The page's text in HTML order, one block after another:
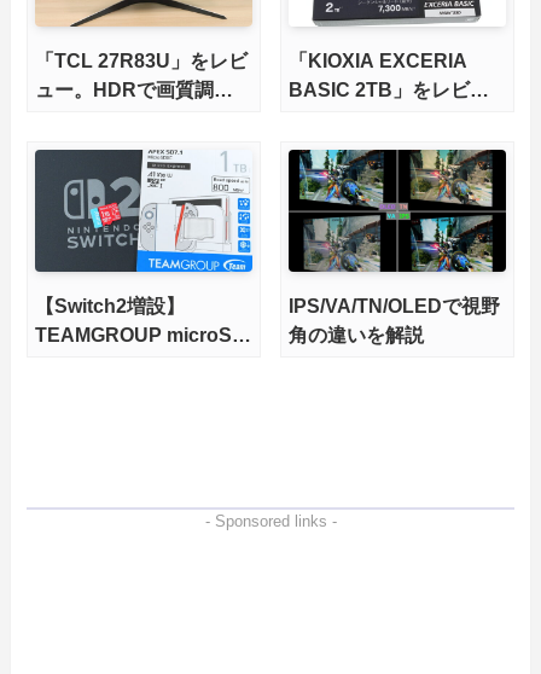
「TCL 27R83U」をレビ
ュー。HDRで画質調整
輝度も発揮！
「KIOXIA EXCERIA
BASIC 2TB」をレビュ
力、高性能、高コスパを
実現！
【Switch2増設】
TEAMGROUP microSD
IPS/VA/TN/OLEDで視野
角の違いを解説
- Sponsored links -